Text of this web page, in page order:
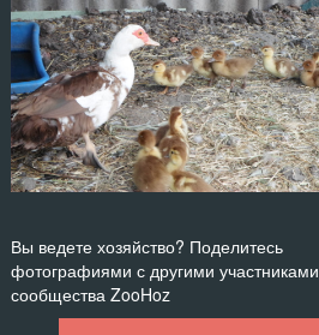
Вы ведете хозяйство? Поделитесь
фотографиями с другими участниками
сообщества ZooHoz